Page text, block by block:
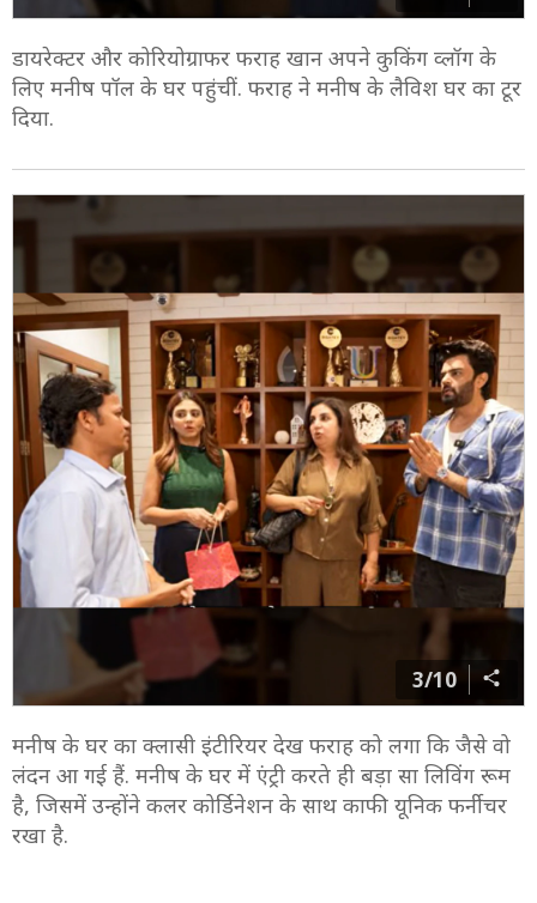
डायरेक्टर और कोरियोग्राफर फराह खान अपने कुकिंग व्लॉग के
लिए मनीष पॉल के घर पहुंचीं. फराह ने मनीष के लैविश घर का टूर
दिया.
3/10
मनीष के घर का क्लासी इंटीरियर देख फराह को लगा कि जैसे वो
लंदन आ गई हैं. मनीष के घर में एंट्री करते ही बड़ा सा लिविंग रूम
है, जिसमें उन्होंने कलर कोर्डिनेशन के साथ काफी यूनिक फर्नीचर
रखा है.